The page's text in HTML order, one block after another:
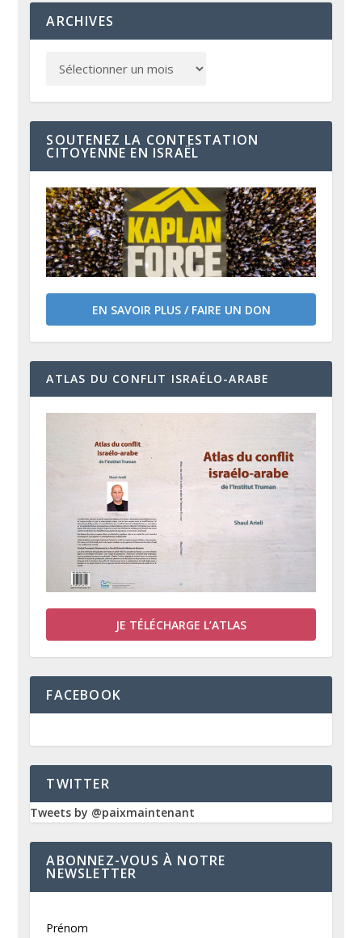
ARCHIVES
SOUTENEZ LA CONTESTATION
CITOYENNE EN ISRAËL
EN SAVOIR PLUS / FAIRE UN DON
ATLAS DU CONFLIT ISRAÉLO-ARABE
JE TÉLÉCHARGE L’ATLAS
FACEBOOK
TWITTER
Tweets by @paixmaintenant
ABONNEZ-VOUS À NOTRE
NEWSLETTER
Prénom